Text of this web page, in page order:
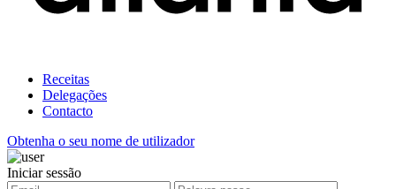
Receitas
Delegações
Contacto
Obtenha o seu nome de utilizador
Iniciar sessão